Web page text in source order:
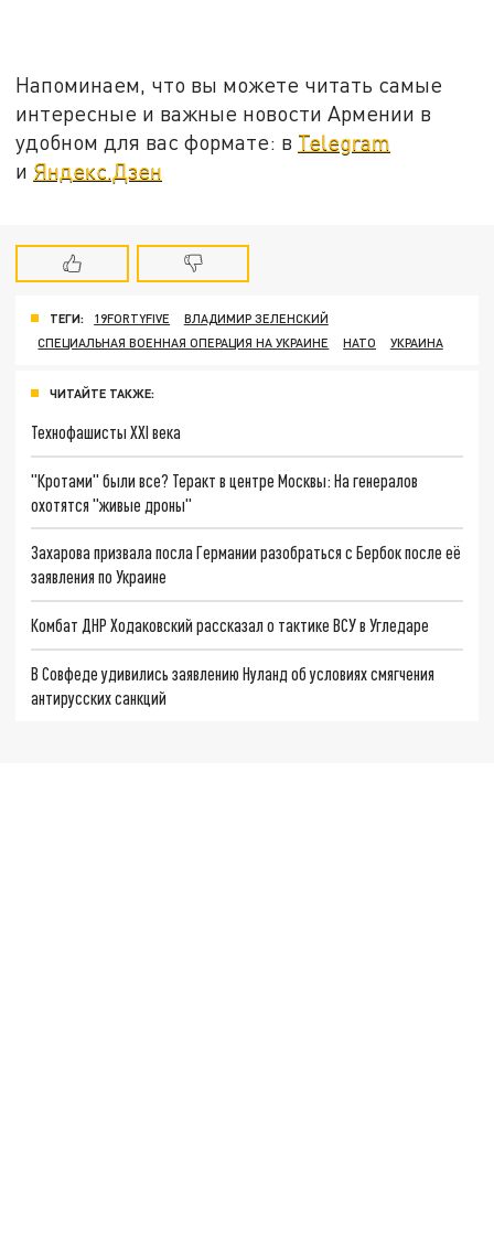
Напоминаем, что вы можете читать самые
интересные и важные новости Армении в
удобном для вас формате: в Telegram
и Яндекс.Дзен
ТЕГИ: 19FORTYFIVE
ВЛАДИМИР ЗЕЛЕНСКИЙ
СПЕЦИАЛЬНАЯ ВОЕННАЯ ОПЕРАЦИЯ НА УКРАИНЕ
НАТО УКРАИНА
ЧИТАЙТЕ ТАКЖЕ:
Технофашисты XXI века
"Кротами" были все? Теракт в центре Москвы: На генералов
охотятся "живые дроны"
Захарова призвала посла Германии разобраться с Бербок после её
заявления по Украине
Комбат ДНР Ходаковский рассказал о тактике ВСУ в Угледаре
В Совфеде удивились заявлению Нуланд об условиях смягчения
антирусских санкций